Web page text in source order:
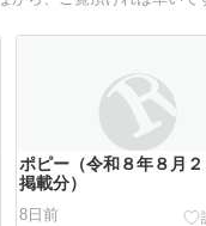
ポピー（令和８年８月２
掲載分）
8日前